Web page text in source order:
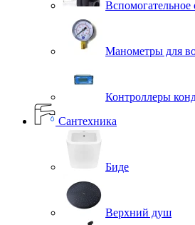
Вспомогательное
Манометры для
Контроллеры
Сантехника
Биде
Верхний душ